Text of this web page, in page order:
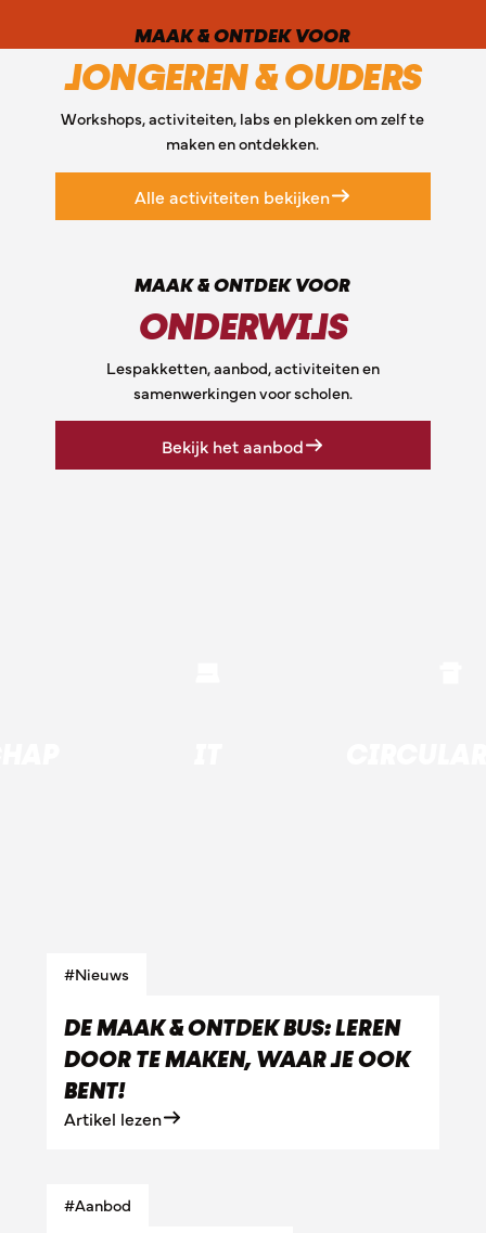
MAAK & ONTDEK VOOR
JONGEREN & OUDERS
Workshops, activiteiten, labs en plekken om zelf te
maken en ontdekken.
Alle activiteiten bekijken
MAAK & ONTDEK VOOR
ONDERWIJS
Lespakketten, aanbod, activiteiten en
samenwerkingen voor scholen.
Bekijk het aanbod
#Nieuws
DE MAAK & ONTDEK BUS: LEREN
DOOR TE MAKEN, WAAR JE OOK
BENT!
Artikel lezen
#Aanbod